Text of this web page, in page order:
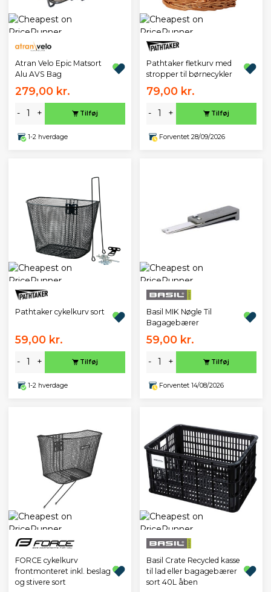
Atran Velo Epic Matsort
Alu AVS Bag
279,00 kr.
- + Tilføj
1-2 hverdage
Pathtaker fletkurv med
stropper til børnecykler
79,00 kr.
- + Tilføj
Forventet 28/09/2026
Pathtaker cykelkurv sort
59,00 kr.
- + Tilføj
1-2 hverdage
Basil MIK Nøgle Til
Bagagebærer
59,00 kr.
- + Tilføj
Forventet 14/08/2026
FORCE cykelkurv
frontmonteret inkl. beslag
og stivere sort
Basil Crate Recycled kasse
til lad eller bagagebærer
sort 40L åben